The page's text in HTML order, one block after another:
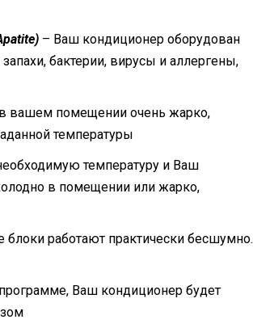
– Ваш кондиционер оборудован
бактерии, вирусы и аллергены,
вашем помещении очень жарко,
температуры
температуру и Ваш
в помещении или жарко,
блоки работают практически бесшумно.
Ваш кондиционер будет